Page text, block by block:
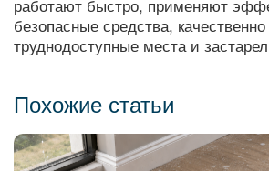
работают быстро, применяют
безопасные средства,
труднодоступные места и
Похожие статьи